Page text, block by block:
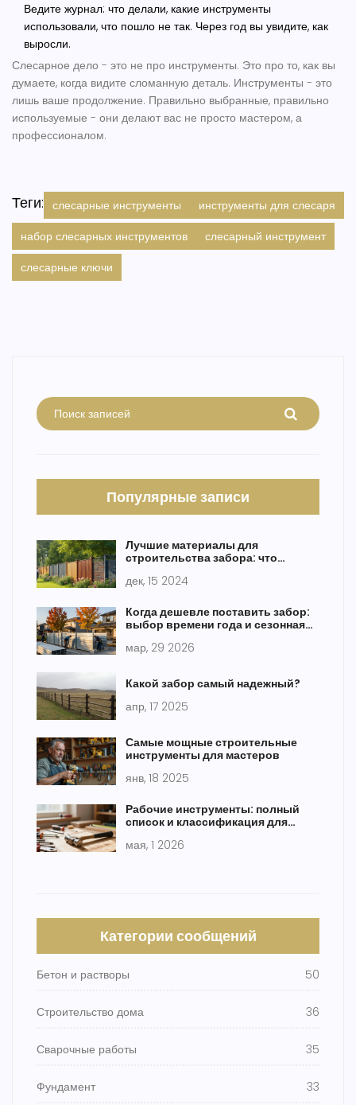
Ведите журнал: что делали, какие инструменты
использовали, что пошло не так. Через год вы увидите, как
выросли.
Слесарное дело - это не про инструменты. Это про то, как вы
думаете, когда видите сломанную деталь. Инструменты - это
лишь ваше продолжение. Правильно выбранные, правильно
используемые - они делают вас не просто мастером, а
профессионалом.
Теги: слесарные инструменты
инструменты для слесаря
набор слесарных инструментов
слесарный инструмент
слесарные ключи
Популярные записи
Лучшие материалы для
строительства забора: что
дек, 15 2024
Когда дешевле поставить забор:
выбор времени года и сезонная
мар, 29 2026
Какой забор самый надежный?
апр, 17 2025
Самые мощные строительные
инструменты для мастеров
янв, 18 2025
Рабочие инструменты: полный
список и классификация для
мая, 1 2026
Категории сообщений
Бетон и растворы 50
Строительство дома 36
Сварочные работы 35
Фундамент 33